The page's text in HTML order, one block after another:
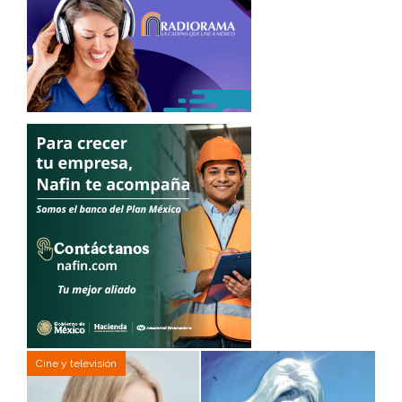
Cine y televisión